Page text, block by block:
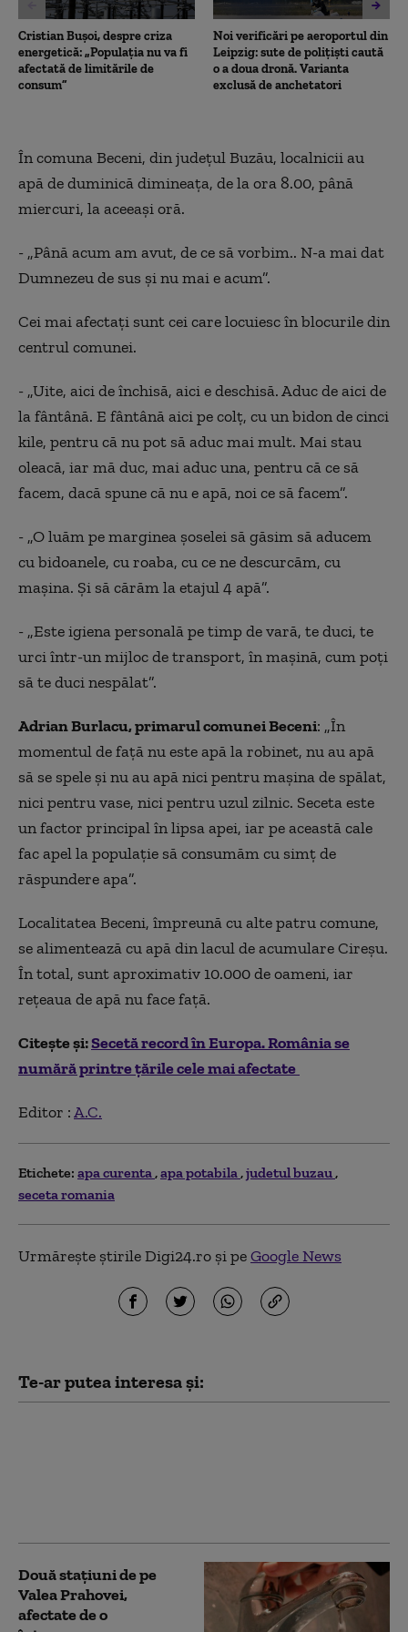
Cristian Bușoi, despre criza
energetică: „Populația nu va fi
afectată de limitările de
consum”
Noi verificări pe aeroportul din
Leipzig: sute de polițiști caută
o a doua dronă. Varianta
exclusă de anchetatori
În comuna Beceni, din județul Buzău, localnicii au
apă de duminică dimineața, de la ora 8.00, până
miercuri, la aceeași oră.
- „Până acum am avut, de ce să vorbim.. N-a mai dat
Dumnezeu de sus și nu mai e acum”.
Cei mai afectați sunt cei care locuiesc în blocurile din
centrul comunei.
- „Uite, aici de închisă, aici e deschisă. Aduc de aici de
la fântână. E fântână aici pe colț, cu un bidon de cinci
kile, pentru că nu pot să aduc mai mult. Mai stau
oleacă, iar mă duc, mai aduc una, pentru că ce să
facem, dacă spune că nu e apă, noi ce să facem”.
- „O luăm pe marginea șoselei să găsim să aducem
cu bidoanele, cu roaba, cu ce ne descurcăm, cu
mașina. Și să cărăm la etajul 4 apă”.
- „Este igiena personală pe timp de vară, te duci, te
urci într-un mijloc de transport, în mașină, cum poți
să te duci nespălat”.
Adrian Burlacu, primarul comunei Beceni: „În
momentul de față nu este apă la robinet, nu au apă
să se spele și nu au apă nici pentru mașina de spălat,
nici pentru vase, nici pentru uzul zilnic. Seceta este
un factor principal în lipsa apei, iar pe această cale
fac apel la populație să consumăm cu simț de
răspundere apa”.
Localitatea Beceni, împreună cu alte patru comune,
se alimentează cu apă din lacul de acumulare Cireșu.
În total, sunt aproximativ 10.000 de oameni, iar
rețeaua de apă nu face față.
Citește și:Secetă record în Europa. România se
numără printre țările cele mai afectate
Editor :A.C.
Etichete: apa curenta apa potabila judetul buzau
seceta romania
Urmărește știrile Digi24.ro și peGoogle News
Te-ar putea interesa și:
Două staţiuni de pe
Valea Prahovei,
afectate de o